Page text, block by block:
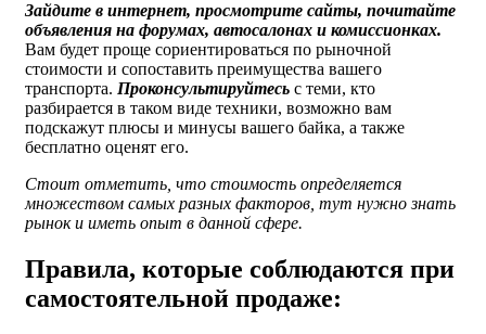
Зайдите в интернет, просмотрите сайты, почитайте
объявления на форумах, автосалонах и комиссионках.
Вам будет проще сориентироваться по рыночной
стоимости и сопоставить преимущества вашего
транспорта. Проконсультируйтесь с теми, кто
разбирается в таком виде техники, возможно вам
подскажут плюсы и минусы вашего байка, а также
бесплатно оценят его.
Стоит отметить, что стоимость определяется
множеством самых разных факторов, тут нужно знать
рынок и иметь опыт в данной сфере.
Правила, которые соблюдаются при
самостоятельной продаже: